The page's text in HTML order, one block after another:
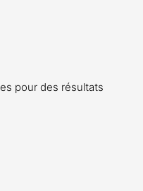
pour des résultats